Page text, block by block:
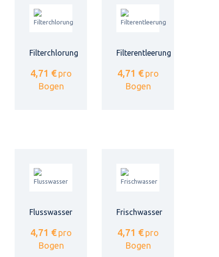
Filterchlorung
4,71 € pro
Bogen
Filterentleerung
4,71 € pro
Bogen
Flusswasser
4,71 € pro
Bogen
Frischwasser
4,71 € pro
Bogen